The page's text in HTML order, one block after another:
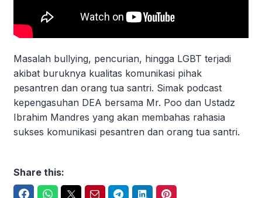
Masalah bullying, pencurian, hingga LGBT terjadi
akibat buruknya kualitas komunikasi pihak
pesantren dan orang tua santri. Simak podcast
kepengasuhan DEA bersama Mr. Poo dan Ustadz
Ibrahim Mandres yang akan membahas rahasia
sukses komunikasi pesantren dan orang tua santri.
Share this: